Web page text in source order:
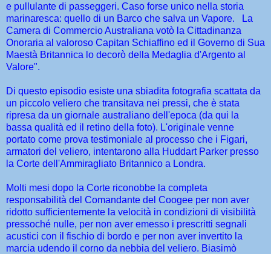
e pullulante di passeggeri. Caso forse unico nella storia
marinaresca: quello di un Barco che salva un Vapore.
La
Camera di Commercio Australiana votò la Cittadinanza
Onoraria al valoroso Capitan Schiaffino ed il Governo di Sua
Maestà Britannica lo decorò della Medaglia d'Argento al
Valore".
Di questo episodio esiste una sbiadita fotografia scattata da
un piccolo veliero che transitava nei pressi, che è stata
ripresa da un giornale australiano dell'epoca (da qui la
bassa qualità ed il retino della foto). L'originale venne
portato come prova testimoniale al processo che i Figari,
armatori del veliero, intentarono alla Huddart Parker presso
la Corte dell'Ammiragliato Britannico a Londra.
Molti mesi dopo la Corte riconobbe la completa
responsabilità del Comandante del Coogee per non aver
ridotto sufficientemente la velocità in condizioni di visibilità
pressoché nulle, per non aver emesso i prescritti segnali
acustici con il fischio di bordo e per non aver invertito la
marcia udendo il corno da nebbia del veliero. Biasimò